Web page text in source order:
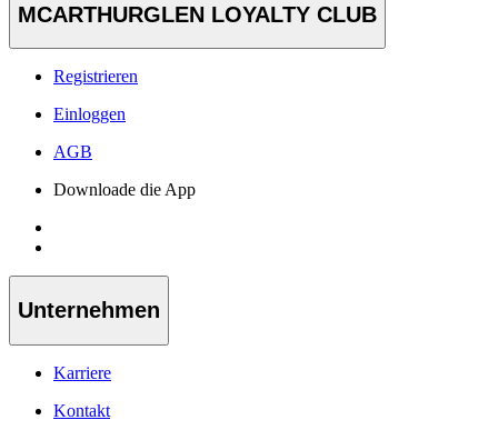
MCARTHURGLEN LOYALTY CLUB
Registrieren
Einloggen
AGB
Downloade die App
Unternehmen
Karriere
Kontakt